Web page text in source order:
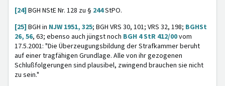
[24] BGH NStE Nr. 128 zu § 244StPO.
[25] BGH in NJW 1951, 325; BGH VRS 30, 101; VRS 32, 198; BGHSt
26, 56, 63; ebenso auch jüngst noch BGH 4 StR 412/00vom
17.5.2001: "Die Überzeugungsbildung der Strafkammer beruht
auf einer tragfähigen Grundlage. Alle von ihr gezogenen
Schlußfolgerungen sind plausibel, zwingend brauchen sie nicht
zu sein."